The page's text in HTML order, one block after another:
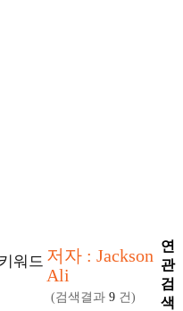
워드 저자 : Jackson
Ali
(검색결과 9 건)
연
관
검
색